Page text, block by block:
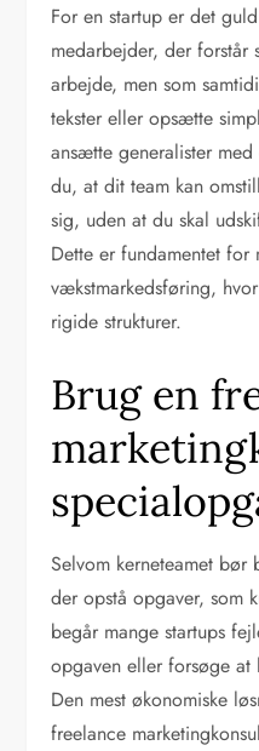
For en startup er det
medarbejder, der forstår
arbejde, men som
tekster eller opsætte
ansætte generalister
du, at dit team kan
sig, uden at du skal
Dette er fundamentet for
vækstmarkedsføring,
rigide strukturer.
Brug en
Selvom kerneteamet
der opstå opgaver, som
begår mange startups
opgaven eller forsøge at
Den mest økonomiske
freelance